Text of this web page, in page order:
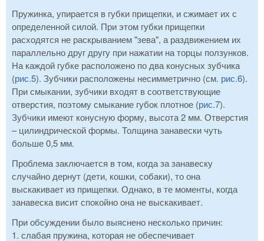
Пружинка, упирается в губки прищепки, и сжимает их с
определенной силой. При этом губки прищепки
расходятся не раскрыванием "зева", а раздвижением их
параллельно друг другу при нажатии на торцы ползунков.
На каждой губке расположено по два конусных зубчика
(рис.5). Зубчики расположены несимметрично (см. рис.6).
При смыкании, зубчики входят в соответствующие
отверстия, поэтому смыкание губок плотное (рис.7).
Зубчики имеют конусную форму, высота 2 мм. Отверстия
– цилиндрической формы. Толщина занавески чуть
больше 0,5 мм.
Проблема заключается в том, когда за занавеску
случайно дернут (дети, кошки, собаки), то она
выскакивает из прищепки. Однако, в те моменты, когда
занавеска висит спокойно она не выскакивает.
При обсуждении было выяснено несколько причин:
1. слабая пружина, которая не обеспечивает